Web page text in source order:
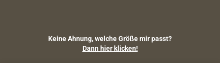
Keine Ahnung, welche Größe mir passt?
Dann hier klicken!